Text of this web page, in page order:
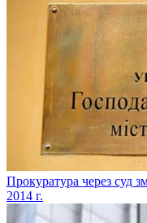
Прокуратура через суд
2014 г.